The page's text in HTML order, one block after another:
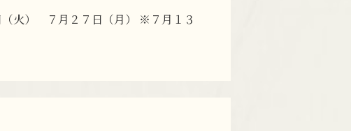
火） ７月２７日（月） ※７月１３